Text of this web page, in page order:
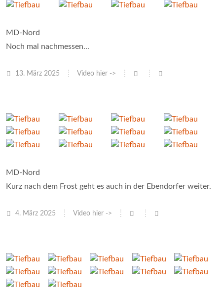
MD-Nord
Noch mal nachmessen...
13. März 2025 Video hier ->
MD-Nord
Kurz nach dem Frost geht es auch in der Ebendorfer weiter.
4. März 2025 Video hier ->